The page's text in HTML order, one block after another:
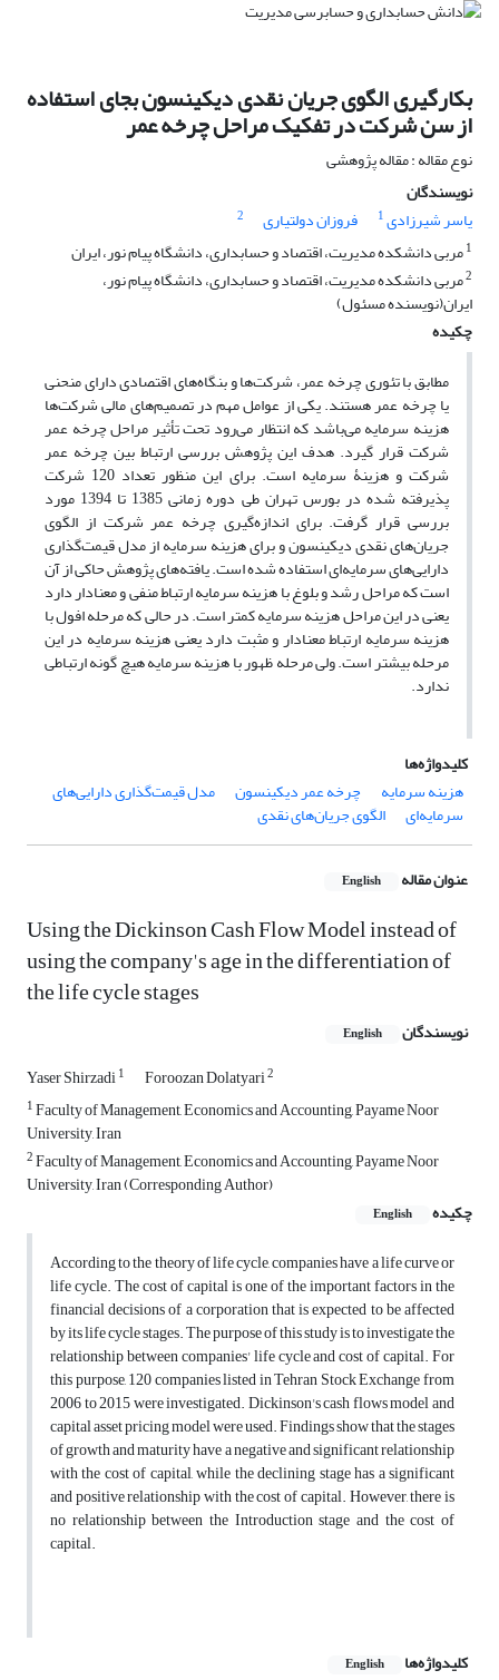
بکارگیری الگوی جریان نقدی دیکینسون بجای استفاده
از سن شرکت در تفکیک مراحل چرخه عمر
نوع مقاله : مقاله پژوهشی
نویسندگان
یاسر شیرزادی1 فروزان دولتیاری
2
1مربی دانشکده مدیریت، اقتصاد و حسابداری، دانشگاه پیام نور، ایران
2مربی دانشکده مدیریت، اقتصاد و حسابداری، دانشگاه پیام نور،
ایران(نویسنده مسئول)
چکیده
مطابق با تئوری چرخه عمر، شرکت‌ها و بنگاه‌های اقتصادی دارای منحنی
یا چرخه عمر هستند. یکی از عوامل مهم در تصمیم‌های مالی شرکت‌ها
هزینه سرمایه می‌باشد که انتظار می‌رود تحت تأثیر مراحل چرخه عمر
شرکت قرار گیرد. هدف این پژوهش بررسی ارتباط بین چرخه عمر
شرکت و هزینۀ سرمایه است. برای این منظور تعداد 120 شرکت
پذیرفته شده در بورس تهران طی دوره زمانی 1385 تا 1394 مورد
بررسی قرار گرفت. برای اندازه‌گیری چرخه عمر شرکت از الگوی
جریان‌های نقدی دیکینسون و برای هزینه سرمایه از مدل قیمت‌گذاری
دارایی‌های سرمایه‌ای استفاده شده است. یافته‌های پژوهش حاکی از آن
است که مراحل رشد و بلوغ با هزینه سرمایه ارتباط منفی و معنادار دارد
یعنی در این مراحل هزینه سرمایه کمتر است. در حالی که مرحله افول با
هزینه سرمایه ارتباط معنادار و مثبت دارد یعنی هزینه سرمایه در این
مرحله بیشتر است. ولی مرحله ظهور با هزینه سرمایه هیچ گونه ارتباطی
ندارد.
کلیدواژه‌ها
هزینه سرمایه
چرخه عمر دیکینسون مدل قیمت‌گذاری دارایی‌های
سرمایه‌ای الگوی جریان‌های نقدی
عنوان مقاله English
Using the Dickinson Cash Flow Model instead of
using the company's age in the differentiation of
the life cycle stages
نویسندگان English
Yaser Shirzadi1 Foroozan Dolatyari2
1Faculty of Management, Economics and Accounting, Payame Noor
University, Iran
2Faculty of Management, Economics and Accounting, Payame Noor
University, Iran (Corresponding Author)
چکیده
English
According to the theory of life cycle, companies have a life curve or
life cycle. The cost of capital is one of the important factors in the
financial decisions of a corporation that is expected to be affected
by its life cycle stages. The purpose of this study is to investigate the
relationship between companies' life cycle and cost of capital. For
this purpose, 120 companies listed in Tehran Stock Exchange from
2006 to 2015 were investigated. Dickinson's cash flows model and
capital asset pricing model were used. Findings show that the stages
of growth and maturity have a negative and significant relationship
with the cost of capital, while the declining stage has a significant
and positive relationship with the cost of capital. However, there is
no relationship between the Introduction stage and the cost of
capital.
کلیدواژه‌ها English